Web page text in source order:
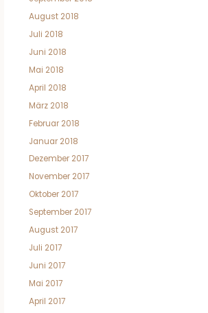
August 2018
Juli 2018
Juni 2018
Mai 2018
April 2018
März 2018
Februar 2018
Januar 2018
Dezember 2017
November 2017
Oktober 2017
September 2017
August 2017
Juli 2017
Juni 2017
Mai 2017
April 2017